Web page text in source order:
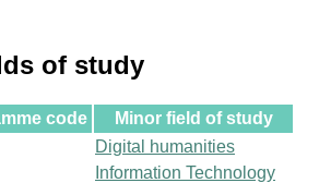
of study
code
Minor field of study
Digital humanities
Information Technology